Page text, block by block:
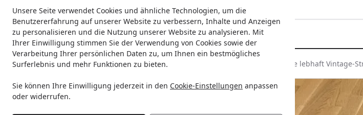
Unsere Seite verwendet Cookies und ähnliche Technologien, um die
Benutzererfahrung auf unserer Website zu verbessern, Inhalte und Anzeigen
zu personalisieren und die Nutzung unserer Website zu analysieren. Mit
Ihrer Einwilligung stimmen Sie der Verwendung von Cookies sowie der
Verarbeitung Ihrer persönlichen Daten zu, um Ihnen ein bestmögliches
Surferlebnis und mehr Funktionen zu bieten.
Sie können Ihre Einwilligung jederzeit in den Cookie-Einstellungen anpassen
oder widerrufen.
Böden Paneele Leisten Zubehör Sale & Aktionswaren
HANDMUSTER MEISTER Parkettboden MeisterParkett. longlife PC 200 9041 Eiche lebhaft